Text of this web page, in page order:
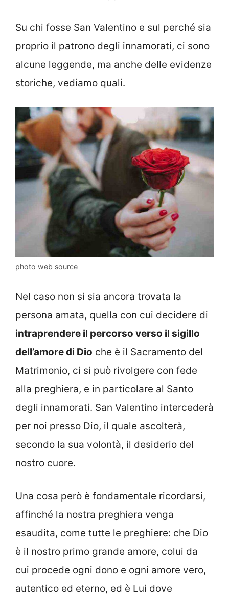
Su chi fosse San Valentino e sul perché sia
proprio il patrono degli innamorati, ci sono
alcune leggende, ma anche delle evidenze
storiche, vediamo quali.
photo web source
Nel caso non si sia ancora trovata la
persona amata, quella con cui decidere di
intraprendere il percorso verso il sigillo
dell’amore di Dio che è il Sacramento del
Matrimonio, ci si può rivolgere con fede
alla preghiera, e in particolare al Santo
degli innamorati. San Valentino intercederà
per noi presso Dio, il quale ascolterà,
secondo la sua volontà, il desiderio del
nostro cuore.
Una cosa però è fondamentale ricordarsi,
affinché la nostra preghiera venga
esaudita, come tutte le preghiere: che Dio
è il nostro primo grande amore, colui da
cui procede ogni dono e ogni amore vero,
autentico ed eterno, ed è Lui dove